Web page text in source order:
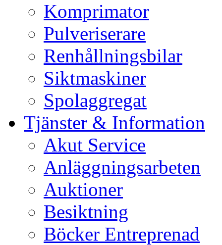
Komprimator
Pulveriserare
Renhållningsbilar
Siktmaskiner
Spolaggregat
Tjänster & Information
Akut Service
Anläggningsarbeten
Auktioner
Besiktning
Böcker Entreprenad